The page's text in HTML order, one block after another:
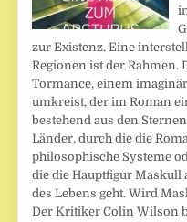
zur Existenz. Eine
Regionen ist der Rahmen.
Tormance, einem
umkreist, der im Roman
bestehend aus den
Länder, durch die die
philosophische Systeme
die die Hauptfigur Maskull
des Lebens geht. Wird
Der Kritiker Colin Wilson